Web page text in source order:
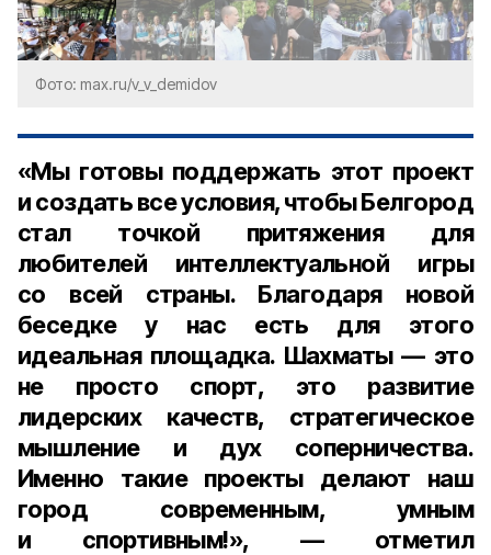
Фото: max.ru/v_v_demidov
«Мы готовы поддержать этот проект
и создать все условия, чтобы Белгород
стал точкой притяжения для
любителей интеллектуальной игры
со всей страны. Благодаря новой
беседке у нас есть для этого
идеальная площадка. Шахматы — это
не просто спорт, это развитие
лидерских качеств, стратегическое
мышление и дух соперничества.
Именно такие проекты делают наш
город современным, умным
и спортивным!», — отметил